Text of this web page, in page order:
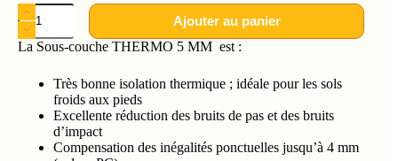
Ajouter au panier
La Sous-couche THERMO 5 MM est :
Très bonne isolation thermique ; idéale pour les sols
froids aux pieds
Excellente réduction des bruits de pas et des bruits
d’impact
Compensation des inégalités ponctuelles jusqu’à 4 mm